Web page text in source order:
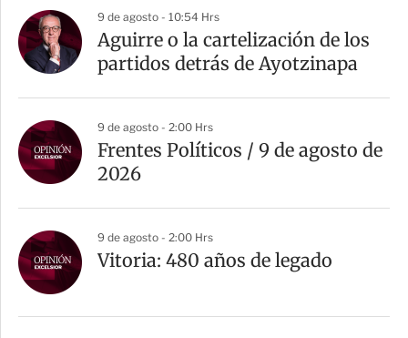
a
r
t
9 de agosto - 10:54 Hrs
Aguirre o la cartelización de los
partidos detrás de Ayotzinapa
9 de agosto - 2:00 Hrs
Frentes Políticos / 9 de agosto de
2026
9 de agosto - 2:00 Hrs
Vitoria: 480 años de legado